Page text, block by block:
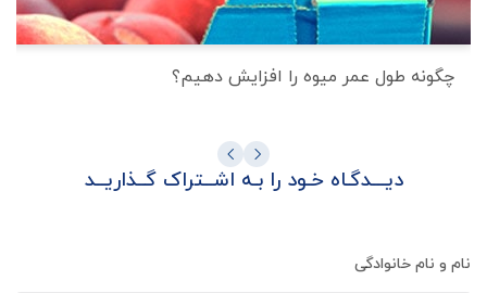
چگونه طول عمر میوه را افزایش دهیم؟
دیـــدگـاه خـود را بـه اشــتراک گــذاریــد
نام و نام خانوادگی